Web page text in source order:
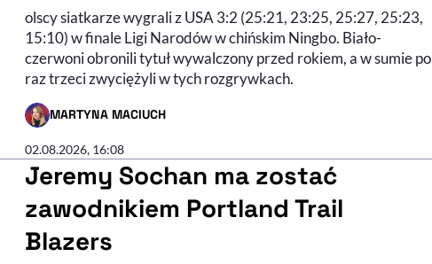
olscy siatkarze wygrali z USA 3:2 (25:21, 23:25, 25:27, 25:23,
15:10) w finale Ligi Narodów w chińskim Ningbo. Biało-
czerwoni obronili tytuł wywalczony przed rokiem, a w sumie po
raz trzeci zwyciężyli w tych rozgrywkach.
MARTYNA MACIUCH
- AUTOR ARTYKUŁU - PROFIL
02.08.2026, 16:08
Jeremy Sochan ma zostać
zawodnikiem Portland Trail
Blazers